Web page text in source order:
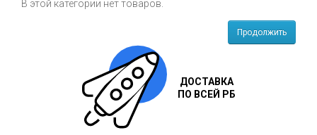
В этой категории нет товаров.
Продолжить
ДОСТАВКА
ПО ВСЕЙ РБ